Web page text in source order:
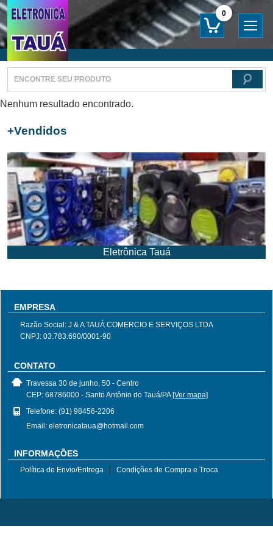
0
Nenhum resultado encontrado.
+Vendidos
Eletrônica Tauá
EMPRESA
Razão Social: J & A TAUÁ COMERCIO E SERVIÇOS LTDA
CNPJ: 03.783.690/0001-90
CONTATO
Travessa 30 de junho, 50 - Centro
CEP: 68786000 - Santo Antônio do Tauá/PA [Ver mapa]
Telefone: (91) 98456-2206
Email: eletronicataua@hotmail.com
INFORMAÇÕES
Política de Envio/Entrega Condições de Compra e Troca